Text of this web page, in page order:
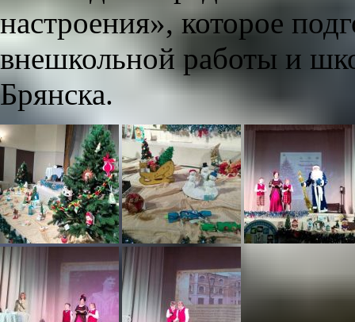
настроения», которое
внешкольной работы и
Брянска.